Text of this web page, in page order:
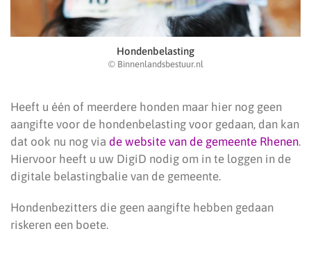
Hondenbelasting
© Binnenlandsbestuur.nl
Heeft u één of meerdere honden maar hier nog geen
aangifte voor de hondenbelasting voor gedaan, dan kan
dat ook nu nog via de website van de gemeente Rhenen.
Hiervoor heeft u uw DigiD nodig om in te loggen in de
digitale belastingbalie van de gemeente.
Hondenbezitters die geen aangifte hebben gedaan
riskeren een boete.